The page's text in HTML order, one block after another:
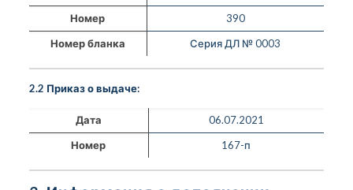
Номер
390
Номер бланка
Серия ДЛ № 0003
2.2 Приказ о выдаче:
Дата
06.07.2021
Номер
167-п